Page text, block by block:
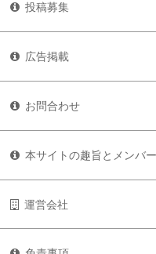
投稿募集
広告掲載
お問合わせ
本サイトの趣旨とメンバー
運営会社